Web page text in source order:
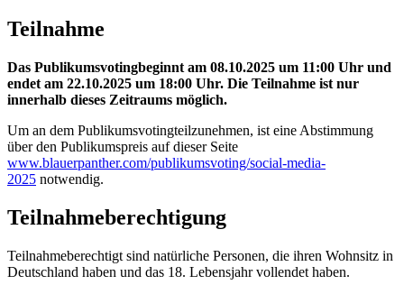
Teilnahme
Das Publikumsvotingbeginnt am 08.10.2025 um 11:00 Uhr und
endet am 22.10.2025 um 18:00 Uhr. Die Teilnahme ist nur
innerhalb dieses Zeitraums möglich.
Um an dem Publikumsvotingteilzunehmen, ist eine Abstimmung
über den Publikumspreis auf dieser Seite
www.blauerpanther.com/publikumsvoting/social-media-
2025 notwendig.
Teilnahmeberechtigung
Teilnahmeberechtigt sind natürliche Personen, die ihren Wohnsitz in
Deutschland haben und das 18. Lebensjahr vollendet haben.